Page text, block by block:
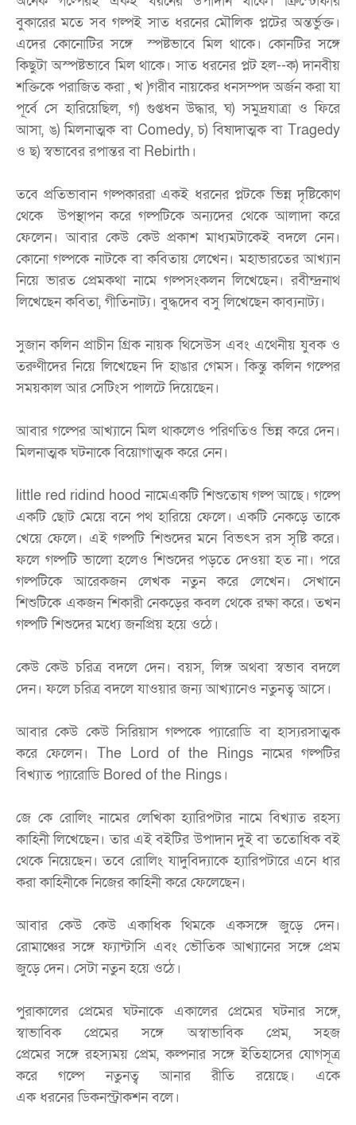
বুকারের মতে সব গল্পই সাত ধরনের মৌলিক প্লটের অন্তর্ভুক্ত।
এদের কোনোটির সঙ্গে স্পষ্টভাবে মিল থাকে। কোনটির সঙ্গে
কিছুটা অস্পষ্টভাবে মিল থাকে। সাত ধরনের প্লট হল--ক) দানবীয়
শক্তিকে পরাজিত করা , খ )গরীব নায়কের ধনসম্পদ অর্জন করা যা
পূর্বে সে হারিয়েছিল, গ) গুপ্তধন উদ্ধার, ঘ) সমুদ্রযাত্রা ও ফিরে
আসা, ঙ) মিলনাত্মক বা Comedy, চ) বিষাদাত্মক বা Tragedy
ও ছ) স্বভাবের রপান্তর বা Rebirth।
তবে প্রতিভাবান গল্পকাররা একই ধরনের প্লটকে ভিন্ন দৃষ্টিকোণ
থেকে উপস্থাপন করে গল্পটিকে অন্যদের থেকে আলাদা করে
ফেলেন। আবার কেউ কেউ প্রকাশ মাধ্যমটাকেই বদলে নেন।
কোনো গল্পকে নাটকে বা কবিতায় লেখেন। মহাভারতের আখ্যান
নিয়ে ভারত প্রেমকথা নামে গল্পসংকলন লিখেছেন। রবীন্দ্রনাথ
লিখেছেন কবিতা, গীতিনাট্য। বুদ্ধদেব বসু লিখেছেন কাব্যনাট্য।
সুজান কলিন প্রাচীন গ্রিক নায়ক থিসেউস এবং এথেনীয় যুবক ও
তরুণীদের নিয়ে লিখেছেন দি হাঙার গেমস। কিন্তু কলিন গল্পের
সময়কাল আর সেটিংস পালটে দিয়েছেন।
আবার গল্পের আখ্যানে মিল থাকলেও পরিণতিও ভিন্ন করে দেন।
মিলনাত্মক ঘটনাকে বিয়োগাত্মক করে নেন।
little red ridind hood নামেএকটি শিশুতোষ গল্প আছে। গল্পে
একটি ছোট মেয়ে বনে পথ হারিয়ে ফেলে। একটি নেকড়ে তাকে
খেয়ে ফেলে। এই গল্পটি শিশুদের মনে বিভৎস রস সৃষ্টি করে।
ফলে গল্পটি ভালো হলেও শিশুদের পড়তে দেওয়া হত না। পরে
গল্পটিকে আরেকজন লেখক নতুন করে লেখেন। সেখানে
শিশুটিকে একজন শিকারী নেকড়ের কবল থেকে রক্ষা করে। তখন
গল্পটি শিশুদের মধ্যে জনপ্রিয় হয়ে ওঠে।
কেউ কেউ চরিত্র বদলে দেন। বয়স, লিঙ্গ অথবা স্বভাব বদলে
দেন। ফলে চরিত্র বদলে যাওয়ার জন্য আখ্যানেও নতুনত্ব আসে।
আবার কেউ কেউ সিরিয়াস গল্পকে প্যারোডি বা হাস্যরসাত্মক
করে ফেলেন। The Lord of the Rings নামের গল্পটির
বিখ্যাত প্যারোডি Bored of the Rings।
জে কে রোলিং নামের লেখিকা হ্যারিপটার নামে বিখ্যাত রহস্য
কাহিনী লিখেছেন। তার এই বইটির উপাদান দুই বা ততোধিক বই
থেকে নিয়েছেন। তবে রোলিং যাদুবিদ্যাকে হ্যারিপটারে এনে ধার
করা কাহিনীকে নিজের কাহিনী করে ফেলেছেন।
আবার কেউ কেউ একাধিক থিমকে একসঙ্গে জুড়ে দেন।
রোমাঞ্চের সঙ্গে ফ্যান্টাসি এবং ভৌতিক আখ্যানের সঙ্গে প্রেম
জুড়ে দেন। সেটা নতুন হয়ে ওঠে।
পুরাকালের প্রেমের ঘটনাকে একালের প্রেমের ঘটনার সঙ্গে,
স্বাভাবিক প্রেমের সঙ্গে অস্বাভাবিক প্রেম, সহজ
প্রেমের সঙ্গে রহস্যময় প্রেম, কল্পনার সঙ্গে ইতিহাসের যোগসূত্র
করে গল্পে নতুনত্ব আনার রীতি রয়েছে। একে
এক ধরনের ডিকনস্ট্রাকশন বলে।